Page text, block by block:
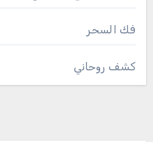
فك السحر
كشف روحاني